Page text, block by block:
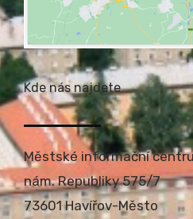
Kde nás najdete
Městské informační
nám. Republiky 575/7
73601 Havířov-Město